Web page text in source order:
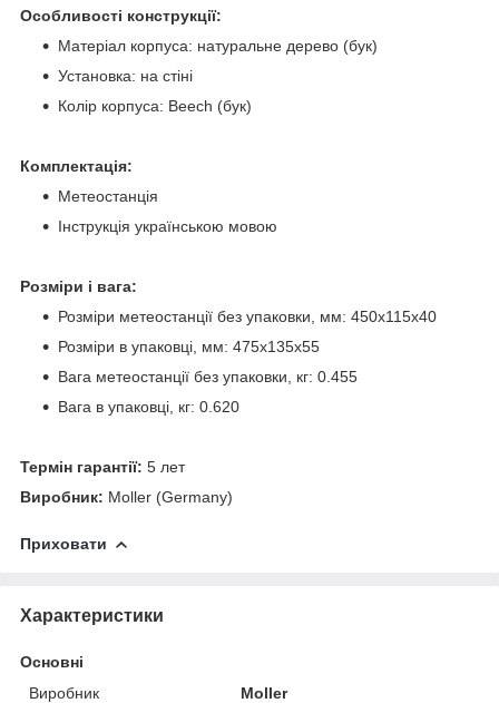
Особливості конструкції:
Матеріал корпуса: натуральне дерево (бук)
Установка: на стіні
Колір корпуса: Beech (бук)
Комплектація:
Метеостанція
Інструкція українською мовою
Розміри і вага:
Розміри метеостанції без упаковки, мм: 450х115х40
Розміри в упаковці, мм: 475х135х55
Вага метеостанції без упаковки, кг: 0.455
Вага в упаковці, кг: 0.620
Термін гарантії: 5 лет
Виробник: Moller (Germany)
Приховати
Характеристики
Основні
Виробник
Moller